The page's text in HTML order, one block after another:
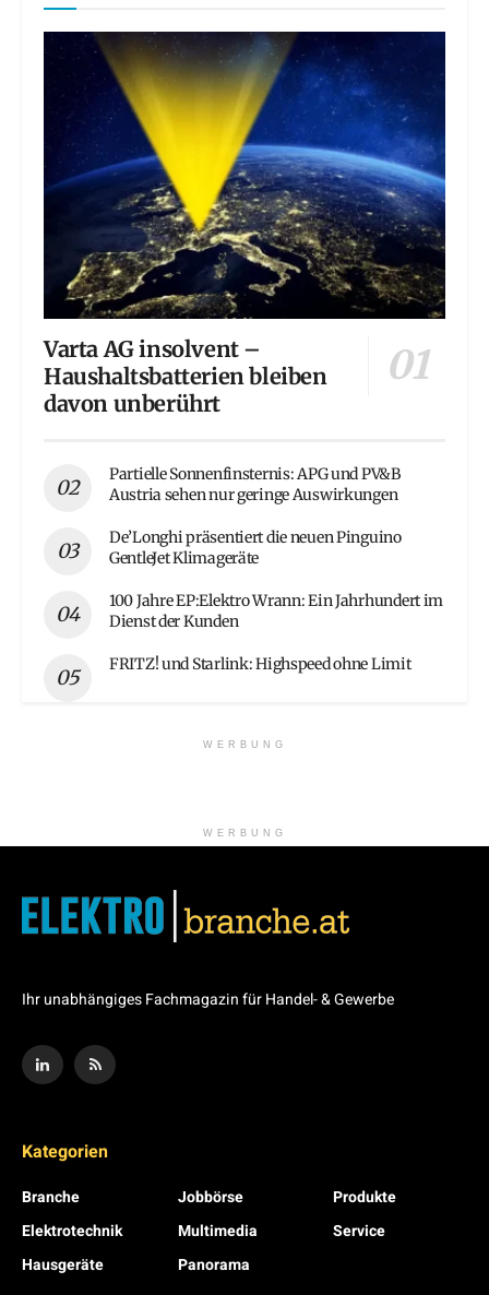
Varta AG insolvent –
Haushaltsbatterien bleiben
davon unberührt
Partielle Sonnenfinsternis: APG und PV&B
Austria sehen nur geringe Auswirkungen
De’Longhi präsentiert die neuen Pinguino
GentleJet Klimageräte
100 Jahre EP:Elektro Wrann: Ein Jahrhundert im
Dienst der Kunden
FRITZ! und Starlink: Highspeed ohne Limit
WERBUNG
WERBUNG
Ihr unabhängiges Fachmagazin für Handel- & Gewerbe
Kategorien
Branche
Elektrotechnik
Hausgeräte
Jobbörse
Multimedia
Panorama
Produkte
Service